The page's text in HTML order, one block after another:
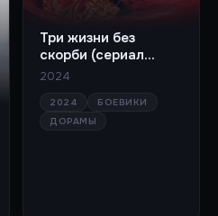
Три жизни без
скорби (сериал
2024)
2024
2024
БОЕВИКИ
ДОРАМЫ